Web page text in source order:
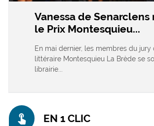
Vanessa de
le Prix Montesquieu...
En mai dernier, les membres du jury
littéraire Montesquieu La Brède se
librairie...
touch_app EN 1 CLIC